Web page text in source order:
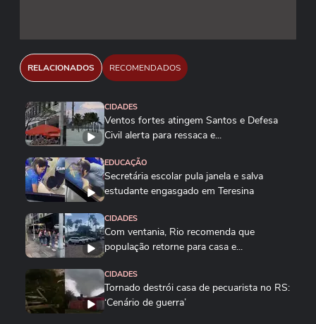
Prefeitura de Penha repudia
veementemente o ato e lamenta o
ocorrido", afirmou a administração
RELACIONADOS RECOMENDADOS
CIDADES
Ventos fortes atingem Santos e Defesa
Civil alerta para ressaca e...
EDUCAÇÃO
Secretária escolar pula janela e salva
estudante engasgado em Teresina
CIDADES
Com ventania, Rio recomenda que
população retorne para casa e...
CIDADES
Tornado destrói casa de pecuarista no RS:
‘Cenário de guerra’